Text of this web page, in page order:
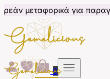
για παραγγελίες
0